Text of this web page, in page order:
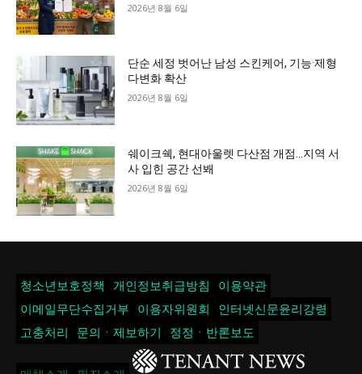
2026년 8월 6일
단순 세정 벗어난 남성 스킨케어, 기능·제형
다변화 확산
2026년 8월 6일
쉐이크쉑, 현대아울렛 다산점 개점…지역 서
사 입힌 공간 선봬
2026년 8월 6일
청소년보호정책 개인정보취급방침
이용약관
이메일무단수집거부
이용자위원회
인터넷신문윤리강령
고충처리
문의ㆍ제보하기 정정ㆍ반론보도